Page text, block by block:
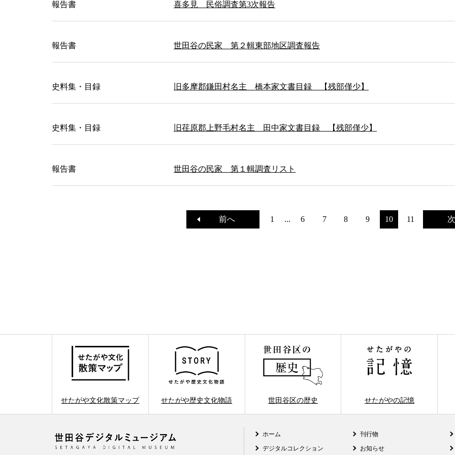
報告書 喜多見 民俗調査第3次報告
報告書 世田谷の民家 第２輯東部地区調査報告
史料集・目録 旧多摩郡鎌田村名主 橋本家文書目録 【残部僅少】
史料集・目録 旧荏原郡上野毛村名主 田中家文書目録 【残部僅少】
報告書 世田谷の民家 第１輯調査リスト
前へ 1 ... 6 7 8 9 10 11
せたがや文化散策マップ せたがや歴史文化物語 世田谷区の歴史 せたがやの記憶
ホーム
デジタルコレクション
刊行物
お知らせ